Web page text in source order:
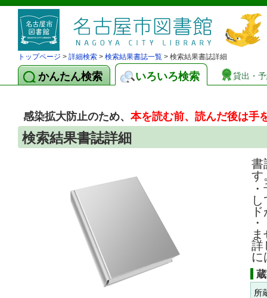
トップページ > 詳細検索 > 検索結果書誌一覧 > 検索結果書誌詳細
かんたん検索 いろいろ検索 貸出・
感染拡大防止のため、本を読む前、読んだ後は手
検索結果書誌詳細
書
す
詳
に
所